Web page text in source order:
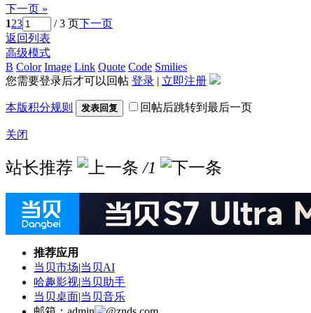
下一页 »
123 / 3 页下一页
返回列表
高级模式
B Color Image Link Quote Code Smilies
您需要登录后才可以回帖 登录 | 立即注册
本版积分规则 发表回复 回帖后跳转到最后一页
关闭
站长推荐 /1
推荐应用
当贝市场|当贝AI
哈趣影视|当贝助手
当贝桌面|当贝音乐